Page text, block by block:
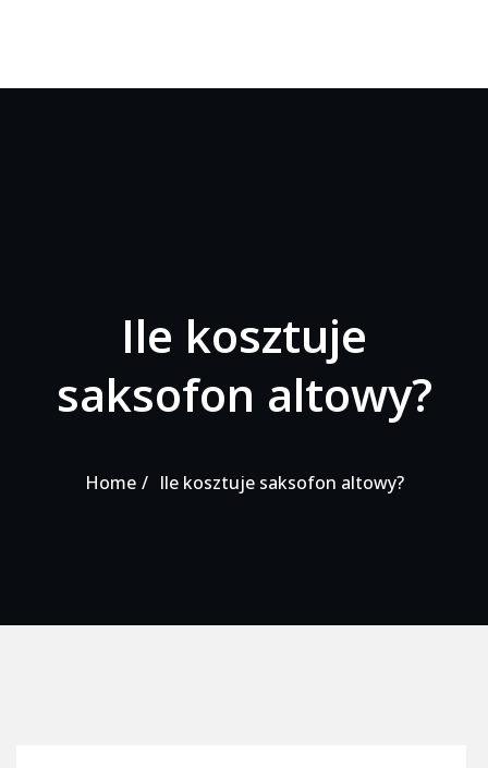
Ile kosztuje
saksofon altowy?
Home Ile kosztuje saksofon altowy?